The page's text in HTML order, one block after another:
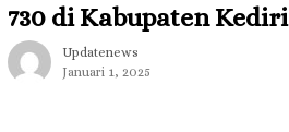
730 di Kabupaten Kediri
Updatenews
Januari 1, 2025